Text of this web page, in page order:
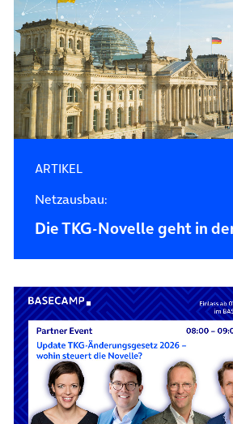
ARTIKEL
Netzausbau:
Die TKG-Novelle geht in